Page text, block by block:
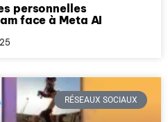
personnelles
face à Meta AI
RÉSEAUX SOCIAUX